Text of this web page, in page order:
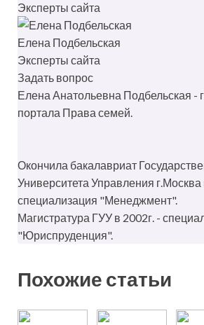
Эксперты сайта
Елена Подбельская
Эксперты сайта
Задать вопрос
Елена Анатольевна Подбельская -
портала Права семей.
Окончила бакалавриат
Университета Управления г.Москва
специализация "Менеджмент".
Магистратура ГУУ в 2002г. -
"Юриспруденция".
Похожие статьи